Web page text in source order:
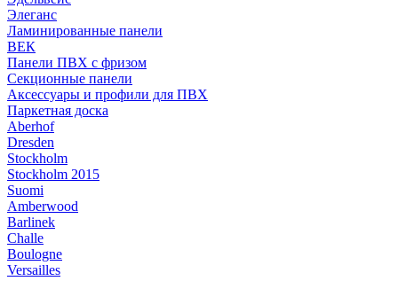
Элеганс
Ламинированные панели
ВЕК
Панели ПВХ с фризом
Секционные панели
Аксессуары и профили для ПВХ
Паркетная доска
Aberhof
Dresden
Stockholm
Stockholm 2015
Suomi
Amberwood
Barlinek
Challe
Boulogne
Versailles